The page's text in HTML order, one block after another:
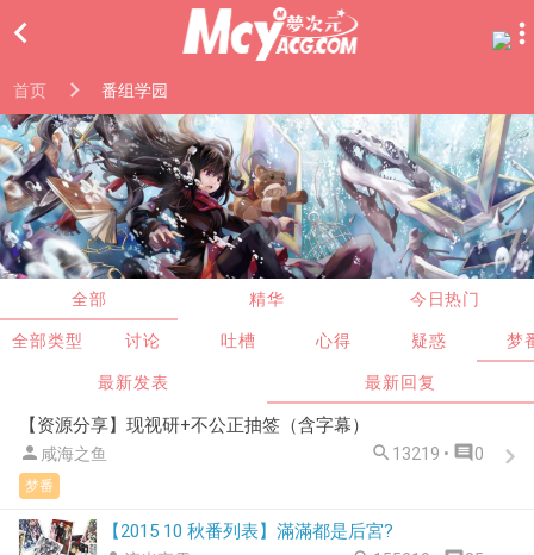

首页 番组学园
全部 精华
今日热门
全部类型
讨论 吐槽 心得 疑惑
梦
最新发表
最新回复
【资源分享】现视研+不公正抽签（含字幕）
 咸海之鱼  13219 •  0
梦番
【2015 10 秋番列表】滿滿都是后宮?